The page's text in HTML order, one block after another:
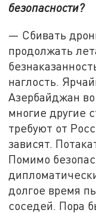
безопасности?
— Сбивать
продолжать
наглость.
Азербайджан
многие другие
требуют от
зависят.
Помимо
долгое время
соседей. Пора